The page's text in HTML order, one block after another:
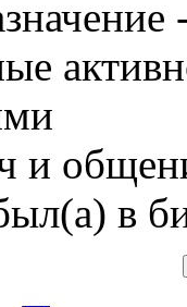
и
в